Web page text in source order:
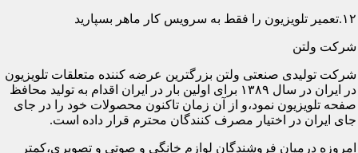
۱۲.تعمیر تلویزیون را فقط به سرویس کار ماهر بسپارید
شرکت ولتن
شرکت تولیدی صنعتی ولتن بزرگترین عرضه کننده متعلقات تلویزیون
در ایران در سال ۱۳۸۹ برای اولین بار در ایران اقدام به تولید محافظ
صفحه تلویزیون نمود،و از آن زمان تاکنون محصولات خود را در جای
جای ایران در اختیار مصرف کنندگان محترم قرار داده است.
امروزه درمیان فروشندگان لوازم خانگی و صوتی و تصویری،کمتر